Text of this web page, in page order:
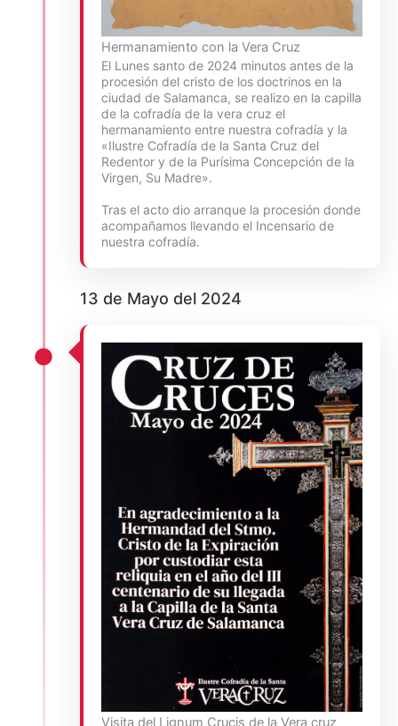
Hermanamiento con la Vera Cruz
El Lunes santo de 2024 minutos antes de la
procesión del cristo de los doctrinos en la
ciudad de Salamanca, se realizo en la capilla
de la cofradía de la vera cruz el
hermanamiento entre nuestra cofradía y la
«Ilustre Cofradía de la Santa Cruz del
Redentor y de la Purísima Concepción de la
Virgen, Su Madre».
Tras el acto dio arranque la procesión donde
acompañamos llevando el Incensario de
nuestra cofradía.
13 de Mayo del 2024
Visita del Lignum Crucis de la Vera cruz